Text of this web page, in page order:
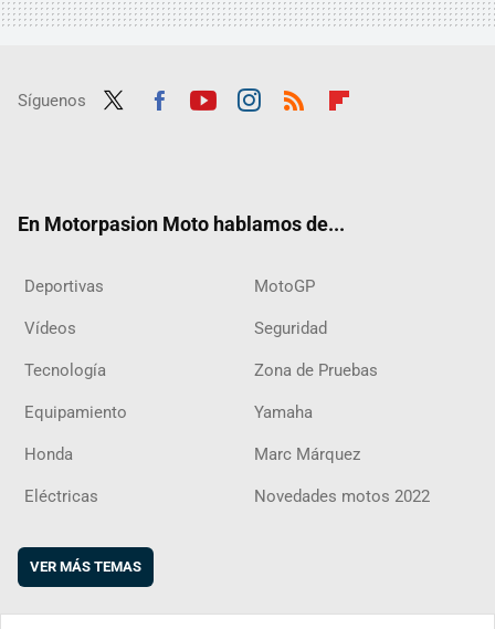
Síguenos
En Motorpasion Moto hablamos de...
Deportivas MotoGP
Vídeos Seguridad
Tecnología Zona de Pruebas
Equipamiento Yamaha
Honda Marc Márquez
Eléctricas Novedades motos 2022
VER MÁS TEMAS